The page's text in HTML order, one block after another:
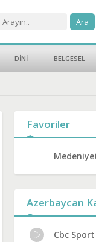
DİNİ BELGESEL
Favoriler
Azerbaycan
Cbc Sport